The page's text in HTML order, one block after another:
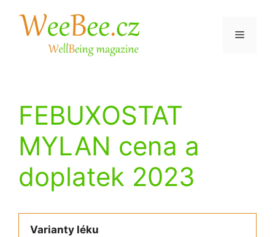
obsah
Menu
FEBUXOSTAT
MYLAN cena a
doplatek 2023
Varianty léku